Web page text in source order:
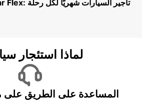
Europcar Flex: تأجير السيارات شهريًا لكل رحلة
لماذا استئجار
المساعدة على الطريق على مدار 24